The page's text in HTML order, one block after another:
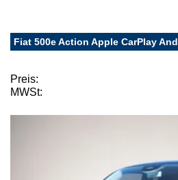
Fiat 500e Action Apple CarPlay
Preis:
MWSt: